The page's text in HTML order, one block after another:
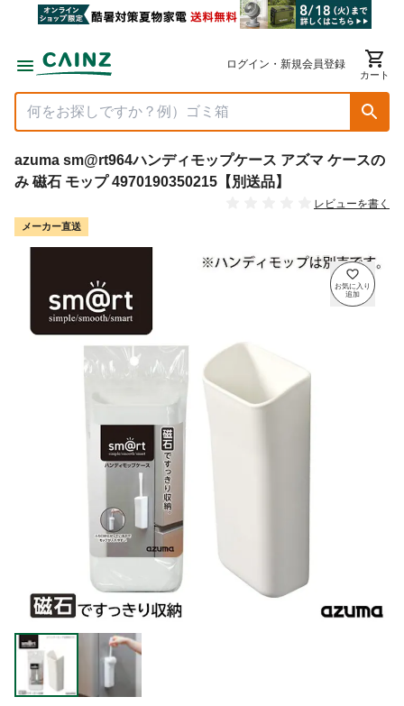
ログイン・新規会員登録
カート
azuma sm@rt964ハンディモップケース アズマ ケースの
み 磁石 モップ 4970190350215【別送品】
レビューを書く
メーカー直送